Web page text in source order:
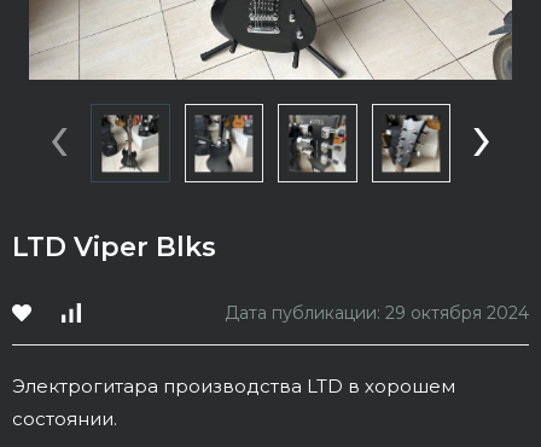
‹ ›
LTD Viper Blks
Дата публикации: 29 октября 2024
Электрогитара производства LTD в хорошем
состоянии.